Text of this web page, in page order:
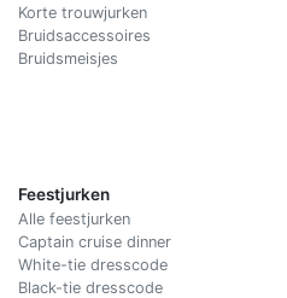
Korte trouwjurken
Bruidsaccessoires
Bruidsmeisjes
Feestjurken
Alle feestjurken
Captain cruise dinner
White-tie dresscode
Black-tie dresscode